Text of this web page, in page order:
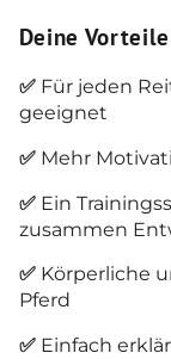
Deine
✅Für jeden
geeignet
✅ Mehr
✅ Ein
zusammen
✅Körperliche
Pferd
✅ Einfach